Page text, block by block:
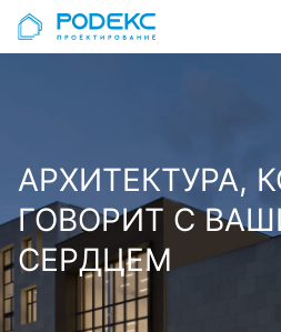
АРХИТЕКТУРА,
ГОВОРИТ С
СЕРДЦЕМ